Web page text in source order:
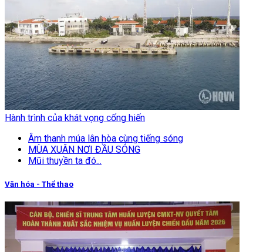
Hành trình của khát vọng cống hiến
Âm thanh múa lân hòa cùng tiếng sóng
MÙA XUÂN NƠI ĐẦU SÓNG
Mũi thuyền ta đó...
Văn hóa - Thể thao